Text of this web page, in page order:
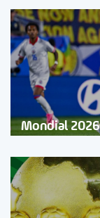
Mondial 2026